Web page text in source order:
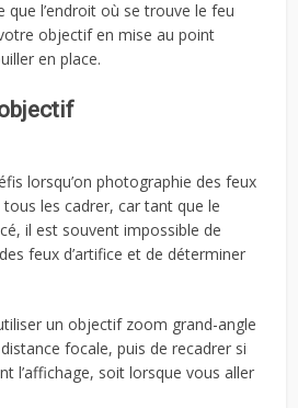
que l’endroit où se trouve le feu
objectif en mise au point
en place.
lorsqu’on photographie des feux
tous les cadrer, car tant que le
il est souvent impossible de
feux d’artifice et de déterminer
un objectif zoom grand-angle
focale, puis de recadrer si
l’affichage, soit lorsque vous aller